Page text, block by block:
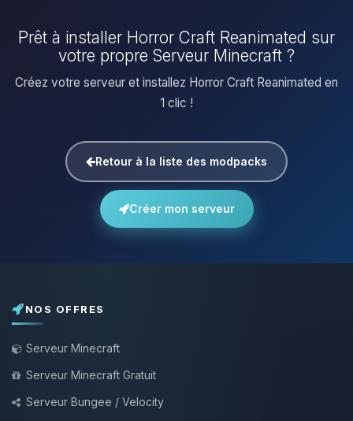
Prêt à installer Horror Craft Reanimated sur
votre propre Serveur Minecraft ?
Créez votre serveur et installez Horror Craft Reanimated en
1 clic !
Retour à la liste des modpacks
Créer mon serveur
NOS OFFRES
Serveur Minecraft
Serveur Minecraft Gratuit
Serveur Bungee / Velocity